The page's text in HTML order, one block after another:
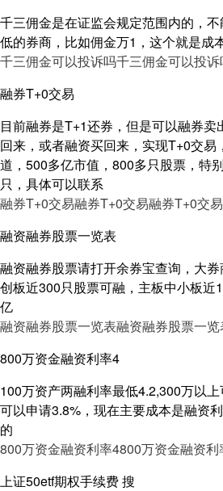
千三佣金是在证监会规定范围内的，
低的券商，比如佣金万1，这个就是成
千三佣金可以投诉吗千三佣金可以投诉
融券T+0交易
目前融券是T+1还券，但是可以融券
回来，或者融资买回来，实现T+0交
道，500多亿市值，800多只股票，特
只，具体可以联系
融券T+0交易融券T+0交易融券T+0交易
融资融券股票一览表
融资融券股票请打开余券宝查询，大
创板近300只股票可融，主板中小板近
亿
融资融券股票一览表融资融券股票一览
800万资金融资利率4
100万资产两融利率最低4.2,300万以
可以申请3.8%，现在主要成本是融资
的
800万资金融资利率4800万资金融资利
上证50etf期权手续费 搜